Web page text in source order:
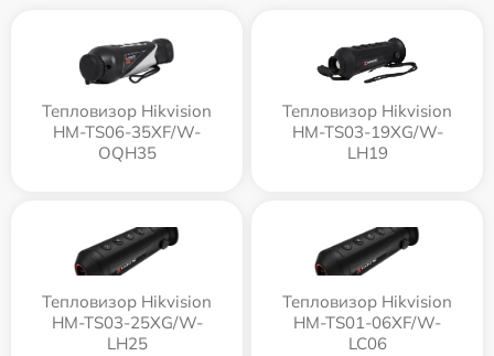
Тепловизор Hikvision
HM-TS06-35XF/W-
OQH35
Тепловизор Hikvision
HM-TS03-19XG/W-
LH19
Тепловизор Hikvision
HM-TS03-25XG/W-
LH25
Тепловизор Hikvision
HM-TS01-06XF/W-
LC06